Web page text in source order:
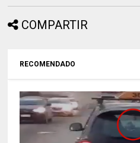
COMPARTIR
RECOMENDADO